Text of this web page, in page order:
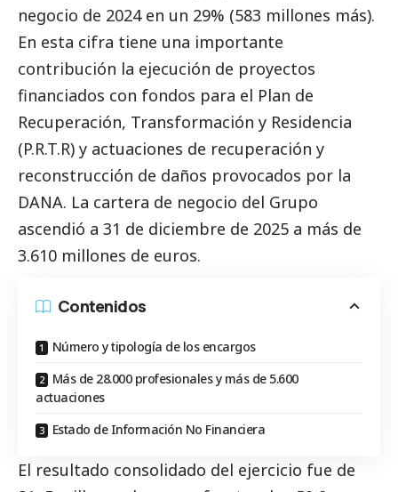
negocio de 2024 en un 29% (583 millones más).
En esta cifra tiene una importante
contribución la ejecución de proyectos
financiados con fondos para el Plan de
Recuperación, Transformación y Residencia
(P.R.T.R) y actuaciones de recuperación y
reconstrucción de daños provocados por la
DANA. La cartera de negocio del Grupo
ascendió a 31 de diciembre de 2025 a más de
3.610 millones de euros.
Contenidos
Número y tipología de los encargos
Más de 28.000 profesionales y más de 5.600
actuaciones
Estado de Información No Financiera
El resultado consolidado del ejercicio fue de